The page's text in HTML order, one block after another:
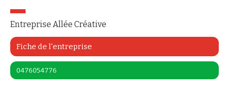
Entreprise Allée Créative
Fiche de l'entreprise
0476054776